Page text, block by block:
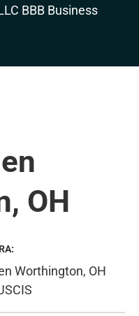
OH